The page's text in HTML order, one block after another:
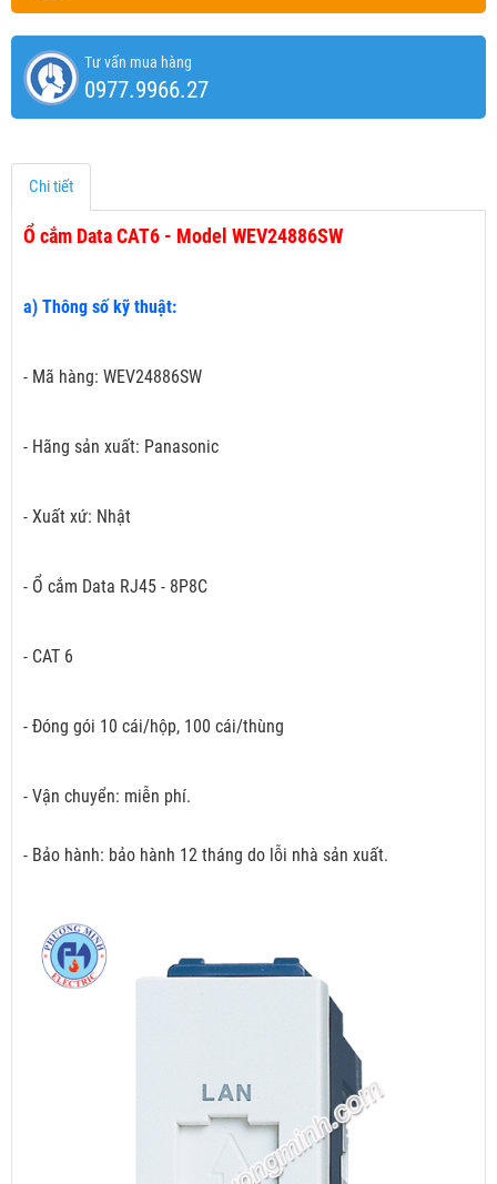
Tư vấn mua hàng
0977.9966.27
Chi tiết
Ổ cắm Data CAT6 - Model WEV24886SW
a) Thông số kỹ thuật:
- Mã hàng: WEV24886SW
- Hãng sản xuất: Panasonic
- Xuất xứ: Nhật
- Ổ cắm Data RJ45 - 8P8C
- CAT 6
- Đóng gói 10 cái/hộp, 100 cái/thùng
- Vận chuyển: miễn phí.
- Bảo hành: bảo hành 12 tháng do lỗi nhà sản xuất.